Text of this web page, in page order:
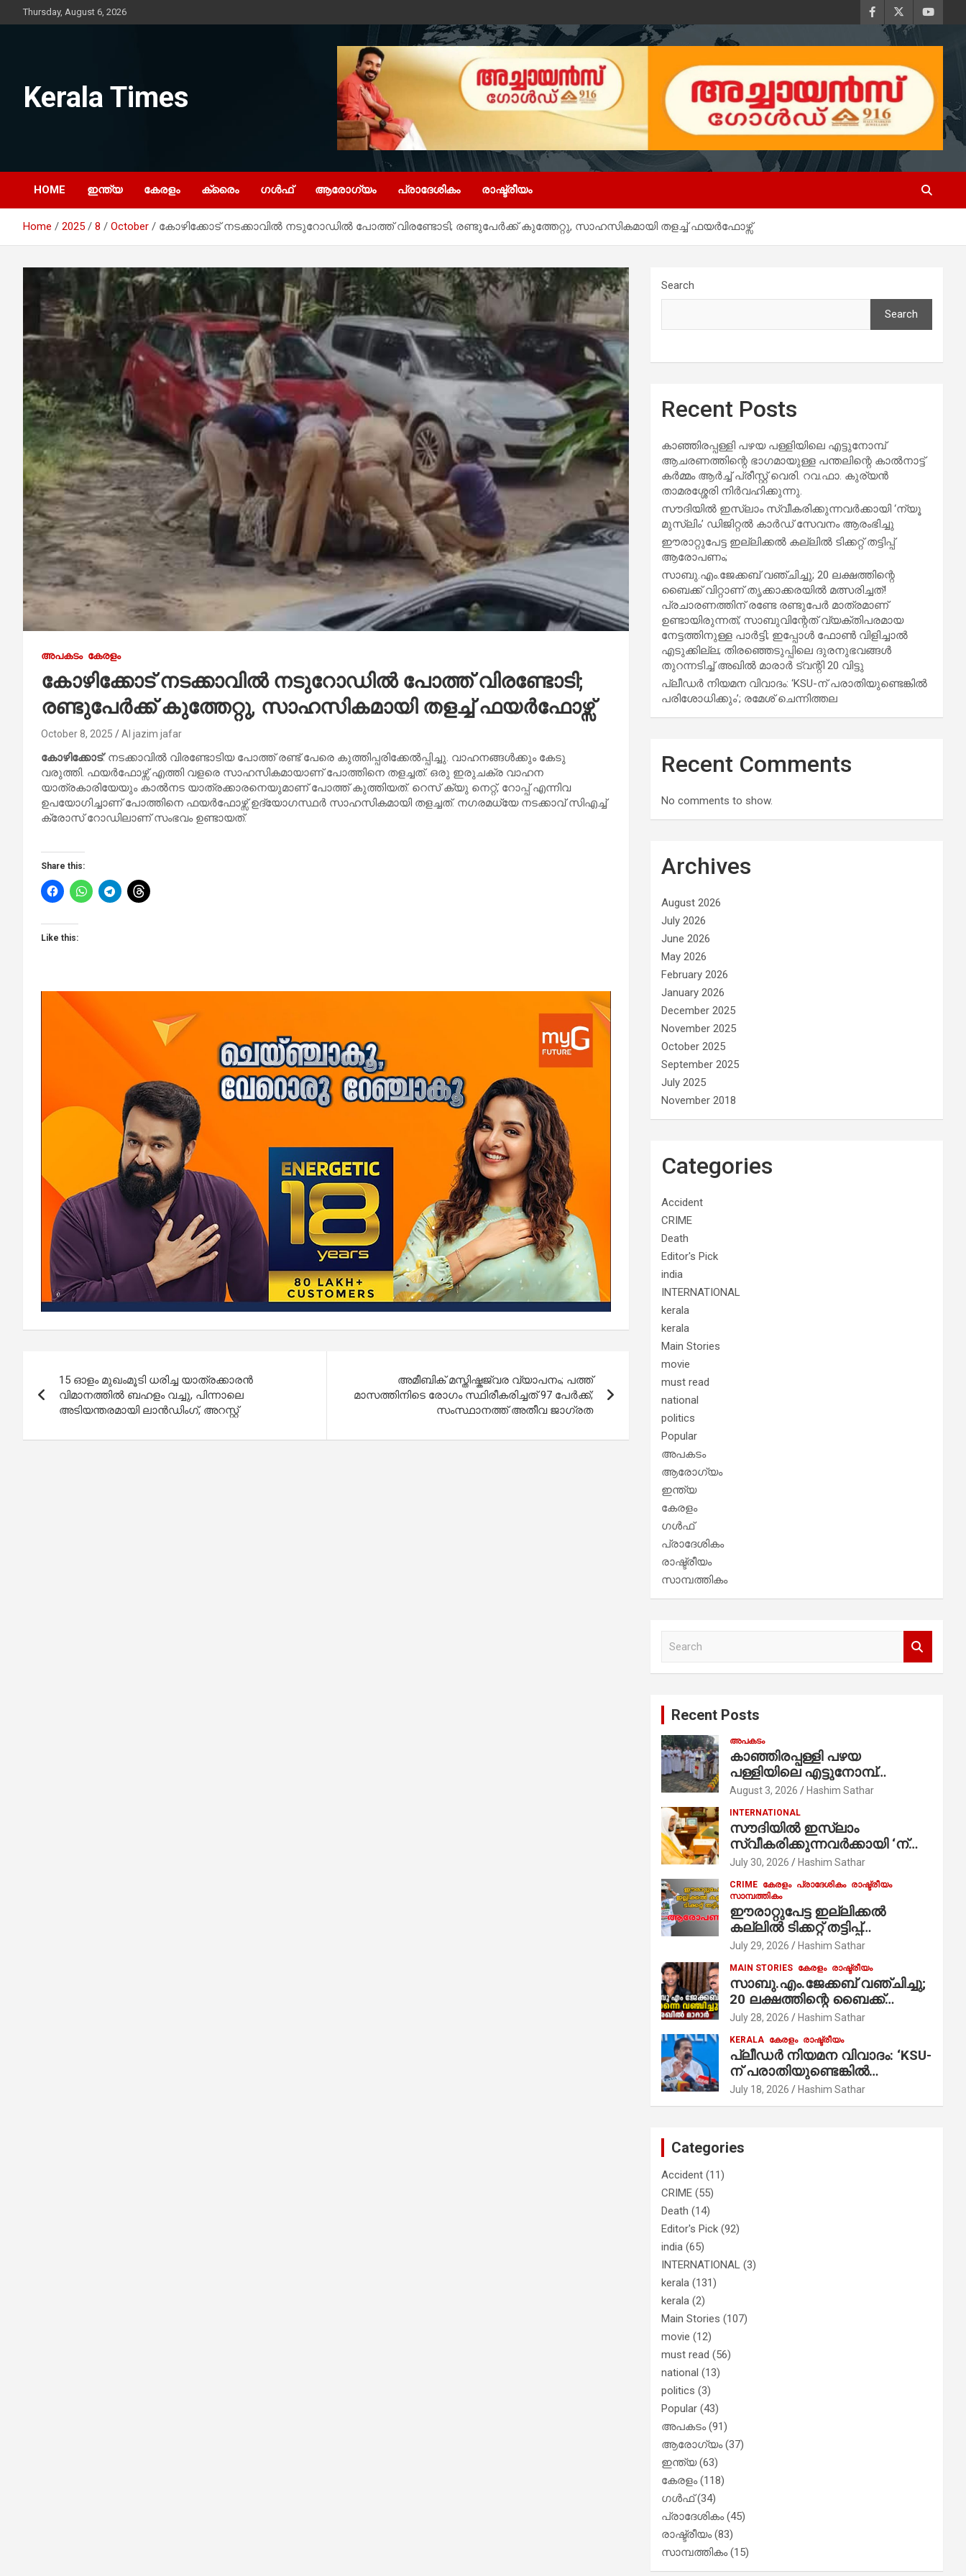
to
Thursday, August 6, 2026
Kerala Times
HOME ഇന്ത്യ കേരളം ക്രൈം ഗൾഫ് ആരോഗ്യം പ്രാദേശികം രാഷ്ട്രീയം
Home 2025 8 October കോഴിക്കോട് നടക്കാവിൽ നടുറോഡിൽ‌ പോത്ത് വിരണ്ടോടി; രണ്ടുപേർക്ക് കുത്തേറ്റു, സാഹസികമായി തളച്ച് ഫയർഫോഴ്സ്
അപകടം കേരളം
കോഴിക്കോട് നടക്കാവിൽ നടുറോഡിൽ‌ പോത്ത് വിരണ്ടോടി;
രണ്ടുപേർക്ക് കുത്തേറ്റു, സാഹസികമായി തളച്ച് ഫയർഫോഴ്സ്
October 8, 2025 Al jazim jafar
കോഴിക്കോട്: നടക്കാവിൽ വിരണ്ടോടിയ പോത്ത് രണ്ട് പേരെ കുത്തിപ്പരിക്കേൽപ്പിച്ചു. വാഹനങ്ങൾക്കും കേടു
വരുത്തി. ഫയർഫോഴ്സ് എത്തി വളരെ സാഹസികമായാണ് പോത്തിനെ തളച്ചത്. ഒരു ഇരുചക്ര വാഹന
യാത്രകാരിയേയും കാൽനട യാത്രക്കാരനെയുമാണ് പോത്ത് കുത്തിയത്. റെസ് ക്യു നെറ്റ്, റോപ്പ് എന്നിവ
ഉപയോഗിച്ചാണ് പോത്തിനെ ഫയർഫോഴ്സ് ഉദ്യോഗസ്ഥർ സാഹസികമായി തളച്ചത്. നഗരമധ്യേ നടക്കാവ് സിഎച്ച്
ക്രോസ് റോഡിലാണ് സംഭവം ഉണ്ടായത്.
Share this:
Like this:
navigation
15 ഓളം മുഖംമൂടി ധരിച്ച യാത്രക്കാരന്‍
വിമാനത്തിൽ ബഹളം വച്ചു, പിന്നാലെ
അടിയന്തരമായി ലാൻഡിംഗ്, അറസ്റ്റ്
അമീബിക് മസ്തിഷ്കജ്വര വ്യാപനം; പത്ത്
മാസത്തിനിടെ രോഗം സ്ഥിരീകരിച്ചത് 97 പേർക്ക്;
സംസ്ഥാനത്ത് അതീവ ജാഗ്രത
Search
Search
Recent Posts
കാഞ്ഞിരപ്പള്ളി പഴയ പള്ളിയിലെ എട്ടുനോമ്പ്
ആചരണത്തിന്റെ ഭാഗമായുള്ള പന്തലിന്റെ കാൽനാട്ട്
കർമ്മം ആർച്ച് പ്രീസ്റ്റ് വെരി. റവ.ഫാ. കുര്യൻ
താമരശ്ശേരി നിർവഹിക്കുന്നു.
സൗദിയില്‍ ഇസ്‌ലാം സ്വീകരിക്കുന്നവര്‍ക്കായി ‘ന്യൂ
മുസ്ലിം’ ഡിജിറ്റല്‍ കാര്‍ഡ് സേവനം ആരംഭിച്ചു
ഈരാറ്റുപേട്ട ഇല്ലിക്കൽ കല്ലിൽ ടിക്കറ്റ് തട്ടിപ്പ്
ആരോപണം;
സാബു.എം.ജേക്കബ് വഞ്ചിച്ചു; 20 ലക്ഷത്തിന്റെ
ബൈക്ക് വിറ്റാണ് തൃക്കാക്കരയില്‍ മത്സരിച്ചത്!
പ്രചാരണത്തിന് രണ്ടേ രണ്ടുപേര്‍ മാത്രമാണ്
ഉണ്ടായിരുന്നത്; സാബുവിന്റേത് വ്യക്തിപരമായ
നേട്ടത്തിനുള്ള പാര്‍ട്ടി; ഇപ്പോള്‍ ഫോണ്‍ വിളിച്ചാല്‍
എടുക്കില്ല; തിരഞ്ഞെടുപ്പിലെ ദുരനുഭവങ്ങള്‍
തുറന്നടിച്ച് അഖില്‍ മാരാര്‍ ട്വന്റി 20 വിട്ടു
പ്ലീഡർ നിയമന വിവാദം: ‘KSU-ന് പരാതിയുണ്ടെങ്കിൽ
പരിശോധിക്കും’; രമേശ് ചെന്നിത്തല
Recent Comments
No comments to show.
Archives
August 2026
July 2026
June 2026
May 2026
February 2026
January 2026
December 2025
November 2025
October 2025
September 2025
July 2025
November 2018
Categories
Accident
CRIME
Death
Editor's Pick
india
INTERNATIONAL
kerala
kerala
Main Stories
movie
must read
national
politics
Popular
അപകടം
ആരോഗ്യം
ഇന്ത്യ
കേരളം
ഗൾഫ്
പ്രാദേശികം
രാഷ്ട്രീയം
സാമ്പത്തികം
Recent Posts
അപകടം
കാഞ്ഞിരപ്പള്ളി പഴയ
പള്ളിയിലെ എട്ടുനോമ്പ്
ആചരണത്തിന്റെ ഭാഗമായുള്ള
ആർച്ച് പ്രീസ്റ്റ് വെരി. റവ.ഫാ.
കുര്യൻ താമരശ്ശേരി
നിർവഹിക്കുന്നു.
August 3, 2026 Hashim Sathar
INTERNATIONAL
സൗദിയില്‍ ഇസ്‌ലാം
സ്വീകരിക്കുന്നവര്‍ക്കായി ‘ന്യൂ
മുസ്ലിം’ ഡിജിറ്റല്‍ കാര്‍ഡ്
സേവനം ആരംഭിച്ചു
July 30, 2026 Hashim Sathar
CRIME കേരളം പ്രാദേശികം രാഷ്ട്രീയം
സാമ്പത്തികം
ഈരാറ്റുപേട്ട ഇല്ലിക്കൽ
കല്ലിൽ ടിക്കറ്റ് തട്ടിപ്പ്
ആരോപണം;
July 29, 2026 Hashim Sathar
MAIN STORIES കേരളം രാഷ്ട്രീയം
സാബു.എം.ജേക്കബ് വഞ്ചിച്ചു;
20 ലക്ഷത്തിന്റെ ബൈക്ക്
വിറ്റാണ് തൃക്കാക്കരയില്‍
മത്സരിച്ചത്! പ്രചാരണത്തിന്
രണ്ടേ രണ്ടുപേര്‍ മാത്രമാണ്
ഉണ്ടായിരുന്നത്; സാബുവിന്റേത്
വ്യക്തിപരമായ നേട്ടത്തിനുള്ള
പാര്‍ട്ടി; ഇപ്പോള്‍ ഫോണ്‍
വിളിച്ചാല്‍ എടുക്കില്ല;
ദുരനുഭവങ്ങള്‍ തുറന്നടിച്ച്
അഖില്‍ മാരാര്‍ ട്വന്റി 20 വിട്ടു
July 28, 2026 Hashim Sathar
KERALA കേരളം രാഷ്ട്രീയം
പ്ലീഡർ നിയമന വിവാദം: ‘KSU-
ന് പരാതിയുണ്ടെങ്കിൽ
പരിശോധിക്കും’; രമേശ്
ചെന്നിത്തല
July 18, 2026 Hashim Sathar
Categories
Accident (11)
CRIME (55)
Death (14)
Editor's Pick (92)
india (65)
INTERNATIONAL (3)
kerala (131)
kerala (2)
Main Stories (107)
movie (12)
must read (56)
national (13)
politics (3)
Popular (43)
അപകടം(91)
ആരോഗ്യം(37)
ഇന്ത്യ(63)
കേരളം(118)
ഗൾഫ്(34)
പ്രാദേശികം(45)
രാഷ്ട്രീയം(83)
സാമ്പത്തികം(15)